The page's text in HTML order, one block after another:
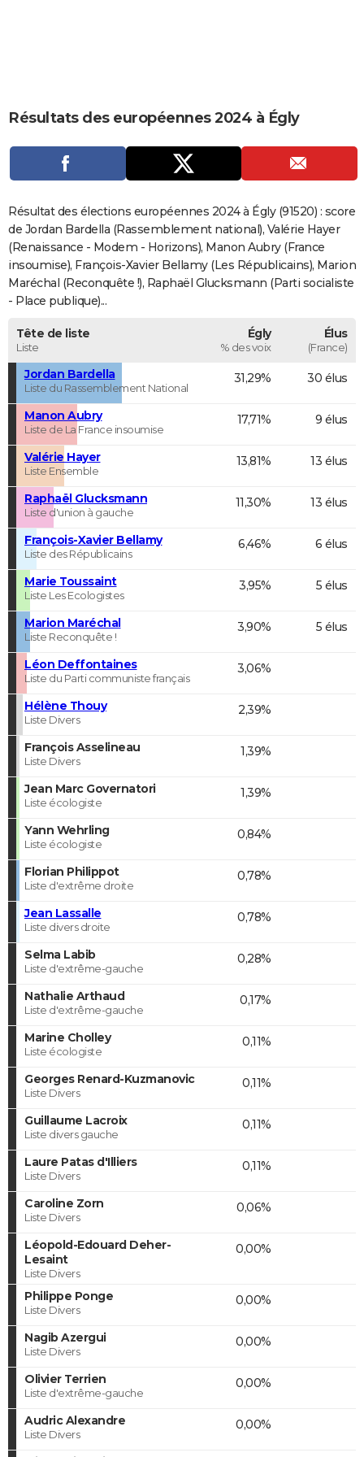
CARTE DE VOEUX
Carte de Noël
Carte Bonne année
Carte Saint-Valentin
Carte Pâques
Carte d'anniversaire
DICTIONNAIRE
Dictionnaire
Biographies
Citations
Expressions
Proverbes
PROGRAMME TV
COPAINS D'AVANT
S'inscrire
Se connecter
Lycées
Collèges
Primaires
Universités
Entreprises
Service militaire
Avis de recherche
AVIS DE DÉCÈS
FORUM
Résultats des européennes 2024 à Égly
Résultat des élections européennes 2024 à Égly (91520) : score
de Jordan Bardella (Rassemblement national), Valérie Hayer
(Renaissance - Modem - Horizons), Manon Aubry (France
insoumise), François-Xavier Bellamy (Les Républicains), Marion
Maréchal (Reconquête !), Raphaël Glucksmann (Parti socialiste
- Place publique)...
Tête de liste
Liste
Égly
% des voix
Élus
(France)
Jordan Bardella
Liste du Rassemblement National
31,29% 30 élus
Manon Aubry
Liste de La France insoumise
17,71% 9 élus
Valérie Hayer
Liste Ensemble
13,81% 13 élus
Raphaël Glucksmann
Liste d'union à gauche
11,30% 13 élus
François-Xavier Bellamy
Liste des Républicains
6,46% 6 élus
Marie Toussaint
Liste Les Ecologistes
3,95% 5 élus
Marion Maréchal
Liste Reconquête !
3,90% 5 élus
Léon Deffontaines
Liste du Parti communiste français
3,06%
Hélène Thouy
Liste Divers
2,39%
François Asselineau
Liste Divers
1,39%
Jean Marc Governatori
Liste écologiste
1,39%
Yann Wehrling
Liste écologiste
0,84%
Florian Philippot
Liste d'extrême droite
0,78%
Jean Lassalle
Liste divers droite
0,78%
Selma Labib
Liste d'extrême-gauche
0,28%
Nathalie Arthaud
Liste d'extrême-gauche
0,17%
Marine Cholley
Liste écologiste
0,11%
Georges Renard-Kuzmanovic
Liste Divers
0,11%
Guillaume Lacroix
Liste divers gauche
0,11%
Laure Patas d'Illiers
Liste Divers
0,11%
Caroline Zorn
Liste Divers
0,06%
Léopold-Edouard Deher-
Lesaint
Liste Divers
0,00%
Philippe Ponge
Liste Divers
0,00%
Nagib Azergui
Liste Divers
0,00%
Olivier Terrien
Liste d'extrême-gauche
0,00%
Audric Alexandre
Liste Divers
0,00%